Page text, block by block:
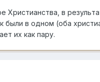
Христианства, в
были в одном (оба
их как пару.